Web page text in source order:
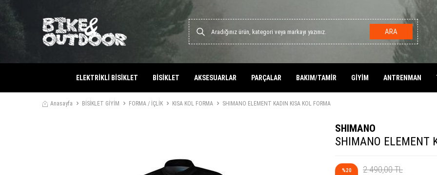
ARA
ELEKTRİKLİ BİSİKLET BİSİKLET AKSESUARLAR PARÇALAR BAKIM/TAMİR GİYİM ANTRENMAN
Anasayfa BİSİKLET GİYİM FORMA / İÇLİK KISA KOL FORMA SHIMANO ELEMENT KADIN KISA KOL FORMA
SHIMANO
SHIMANO ELEMENT
%20
2.490,00TL